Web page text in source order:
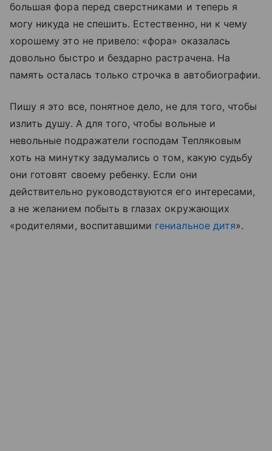
большая фора перед сверстниками и теперь я
могу никуда не спешить. Естественно, ни к чему
хорошему это не привело: «фора» оказалась
довольно быстро и бездарно растрачена. На
память осталась только строчка в автобиографии.
Пишу я это все, понятное дело, не для того, чтобы
излить душу. А для того, чтобы вольные и
невольные подражатели господам Тепляковым
хоть на минутку задумались о том, какую судьбу
они готовят своему ребенку. Если они
действительно руководствуются его интересами,
а не желанием побыть в глазах окружающих
«родителями, воспитавшими гениальное дитя».